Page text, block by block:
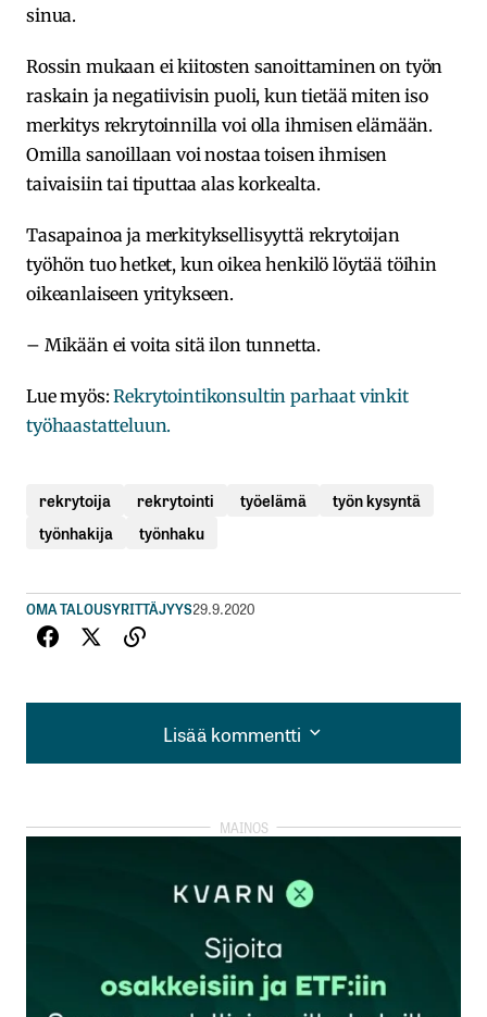
sinua.
Rossin mukaan ei kiitosten sanoittaminen on työn
raskain ja negatiivisin puoli, kun tietää miten iso
merkitys rekrytoinnilla voi olla ihmisen elämään.
Omilla sanoillaan voi nostaa toisen ihmisen
taivaisiin tai tiputtaa alas korkealta.
Tasapainoa ja merkityksellisyyttä rekrytoijan
työhön tuo hetket, kun oikea henkilö löytää töihin
oikeanlaiseen yritykseen.
– Mikään ei voita sitä ilon tunnetta.
Lue myös:Rekrytointikonsultin parhaat vinkit
työhaastatteluun.
rekrytoija rekrytointi työelämä
työn kysyntä
työnhakija
työnhaku
OMA TALOUSYRITTÄJYYS29.9.2020
Lisää kommentti
Lisää kommentti
kirjautua
rekisteröityä